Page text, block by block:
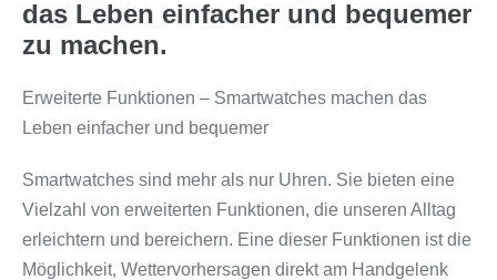
das Leben einfacher und bequemer
zu machen.
Erweiterte Funktionen – Smartwatches machen das
Leben einfacher und bequemer
Smartwatches sind mehr als nur Uhren. Sie bieten eine
Vielzahl von erweiterten Funktionen, die unseren Alltag
erleichtern und bereichern. Eine dieser Funktionen ist die
Möglichkeit, Wettervorhersagen direkt am Handgelenk